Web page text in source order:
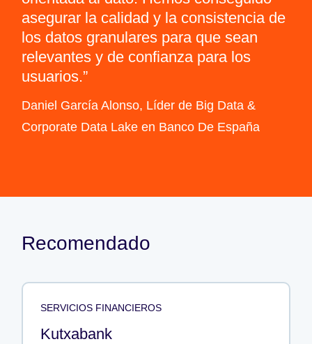
asegurar la calidad y la consistencia de
los datos granulares para que sean
relevantes y de confianza para los
usuarios.
Daniel García Alonso, Líder de Big Data &
Corporate Data Lake en Banco De España
Recomendado
SERVICIOS FINANCIEROS
Kutxabank